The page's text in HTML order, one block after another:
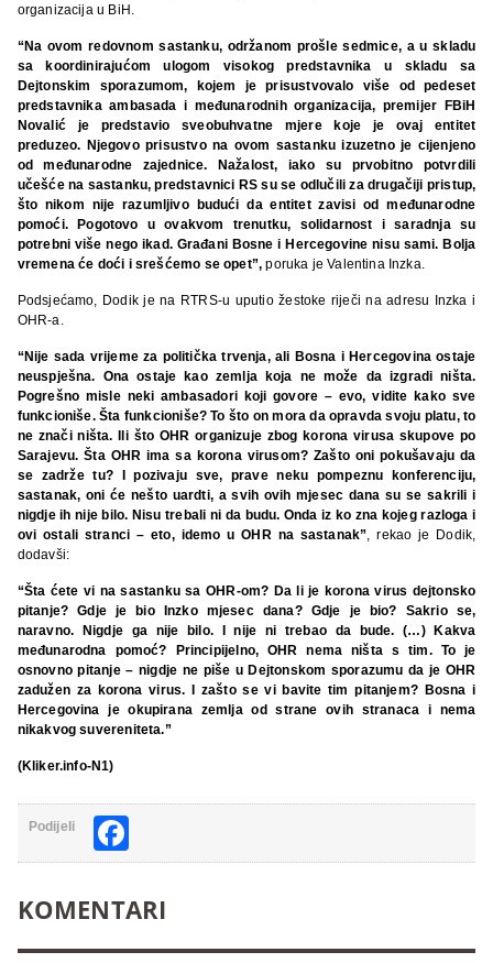
organizacija u BiH.
“Na ovom redovnom sastanku, održanom prošle sedmice, a u skladu
sa koordinirajućom ulogom visokog predstavnika u skladu sa
Dejtonskim sporazumom, kojem je prisustvovalo više od pedeset
predstavnika ambasada i međunarodnih organizacija, premijer FBiH
Novalić je predstavio sveobuhvatne mjere koje je ovaj entitet
preduzeo. Njegovo prisustvo na ovom sastanku izuzetno je cijenjeno
od međunarodne zajednice. Nažalost, iako su prvobitno potvrdili
učešće na sastanku, predstavnici RS su se odlučili za drugačiji pristup,
što nikom nije razumljivo budući da entitet zavisi od međunarodne
pomoći. Pogotovo u ovakvom trenutku, solidarnost i saradnja su
potrebni više nego ikad. Građani Bosne i Hercegovine nisu sami. Bolja
vremena će doći i srešćemo se opet”, poruka je Valentina Inzka.
Podsjećamo, Dodik je na RTRS-u uputio žestoke riječi na adresu Inzka i
OHR-a.
“Nije sada vrijeme za politička trvenja, ali Bosna i Hercegovina ostaje
neuspješna. Ona ostaje kao zemlja koja ne može da izgradi ništa.
Pogrešno misle neki ambasadori koji govore – evo, vidite kako sve
funkcioniše. Šta funkcioniše? To što on mora da opravda svoju platu, to
ne znači ništa. Ili što OHR organizuje zbog korona virusa skupove po
Sarajevu. Šta OHR ima sa korona virusom? Zašto oni pokušavaju da
se zadrže tu? I pozivaju sve, prave neku pompeznu konferenciju,
sastanak, oni će nešto uardti, a svih ovih mjesec dana su se sakrili i
nigdje ih nije bilo. Nisu trebali ni da budu. Onda iz ko zna kojeg razloga i
ovi ostali stranci – eto, idemo u OHR na sastanak” , rekao je Dodik,
dodavši:
“Šta ćete vi na sastanku sa OHR-om? Da li je korona virus dejtonsko
pitanje? Gdje je bio Inzko mjesec dana? Gdje je bio? Sakrio se,
naravno. Nigdje ga nije bilo. I nije ni trebao da bude. (…) Kakva
međunarodna pomoć? Principijelno, OHR nema ništa s tim. To je
osnovno pitanje – nigdje ne piše u Dejtonskom sporazumu da je OHR
zadužen za korona virus. I zašto se vi bavite tim pitanjem? Bosna i
Hercegovina je okupirana zemlja od strane ovih stranaca i nema
nikakvog suvereniteta.”
(Kliker.info-N1)
Podijeli
KOMENTARI